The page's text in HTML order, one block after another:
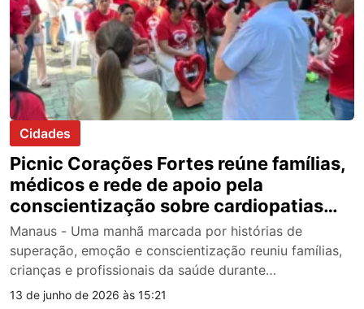
Cidades
Picnic Corações Fortes reúne famílias,
médicos e rede de apoio pela
conscientização sobre cardiopatias
congênitas no Amazonas
Manaus - Uma manhã marcada por histórias de
superação, emoção e conscientização reuniu famílias,
crianças e profissionais da saúde durante…
13 de junho de 2026 às 15:21